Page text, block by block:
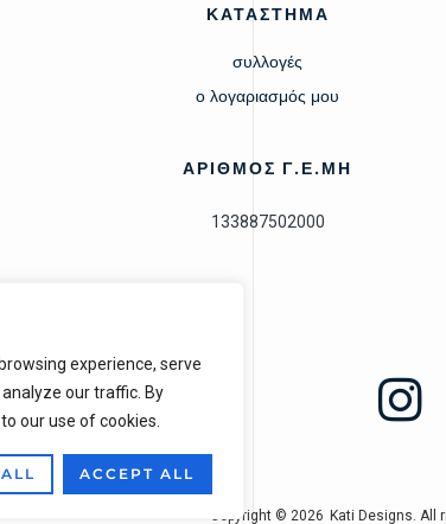
experience, serve
our traffic. By
our use of cookies.
ACCEPT ALL
ΚΑΤΑΣΤΗΜΑ
συλλογές
ο λογαριασμός μου
ΑΡΙΘΜΟΣ Γ.Ε.ΜΗ
133887502000
Copyright © 2026 Kati Designs. All